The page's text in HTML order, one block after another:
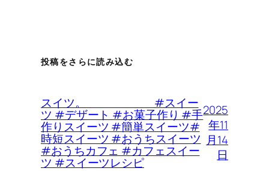
投稿をさらに読み込む
スイツ。 #スイー
ツ #デザート #お菓子作り #手
作りスイーツ #簡単スイーツ#
時短スイーツ #おうちスイーツ
#おうちカフェ #カフェスイー
ツ #スイーツレシピ
2025
年11
月14
日